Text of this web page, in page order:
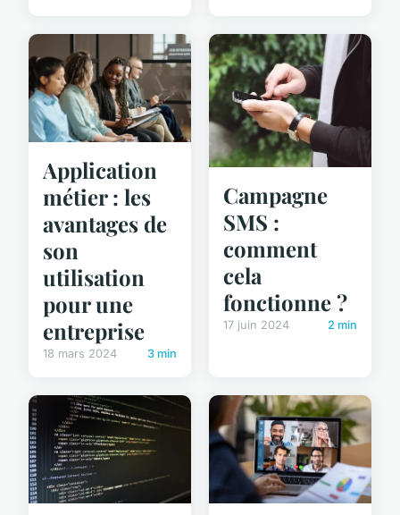
Application
métier : les
avantages de
son
utilisation
pour une
entreprise
18 mars 2024 3 min
Campagne
SMS :
comment
cela
fonctionne ?
17 juin 2024 2 min